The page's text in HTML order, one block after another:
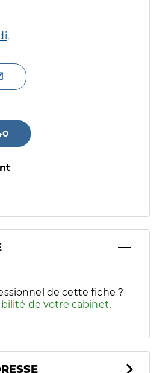
handicaps/besoins
de cette fiche ?
de votre cabinet.